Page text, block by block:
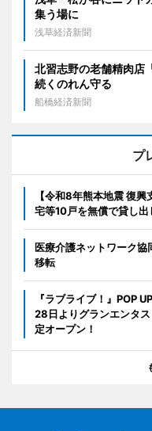
集う場に
浅草経済新聞
北習志野の老舗精肉
続くのれん守る
船橋経済新聞
プ
【令和8年熊本地震 復
宅等10戸を無償で貸し出
医療介護ネットワーク
移転
『ラブライブ！』POP
28日よりグランエンタ
定オープン！